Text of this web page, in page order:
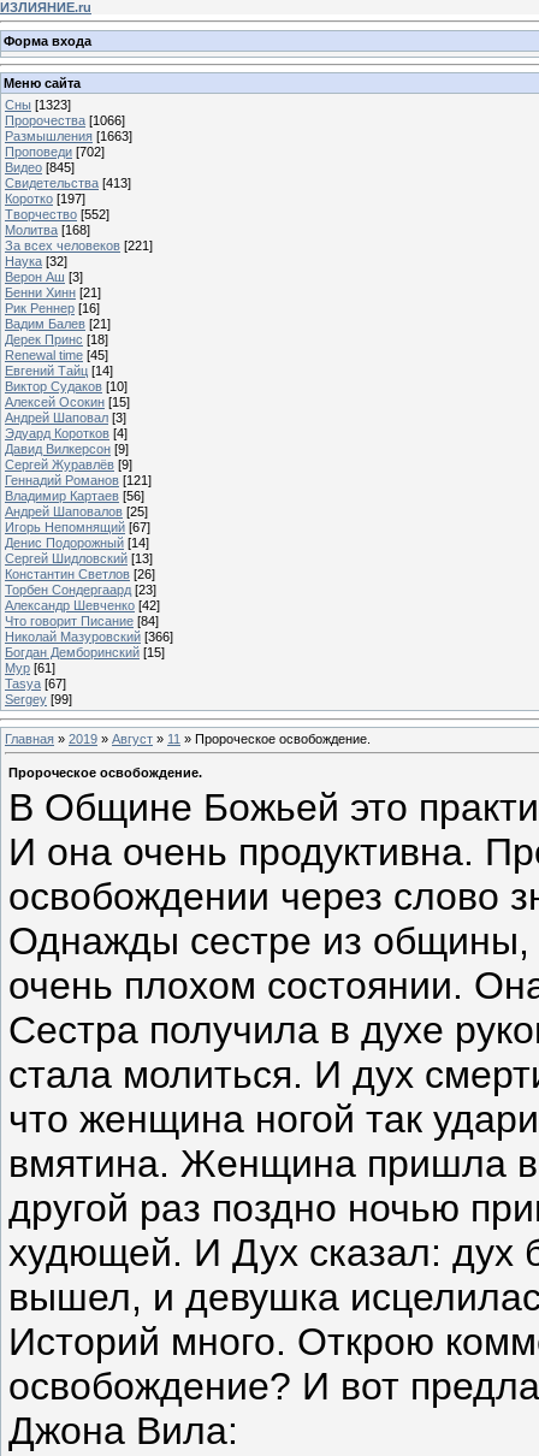
ИЗЛИЯНИЕ.ru
Форма входа
Меню сайта
Сны [1323]
Пророчества [1066]
Размышления [1663]
Проповеди [702]
Видео [845]
Свидетельства [413]
Коротко [197]
Творчество [552]
Молитва [168]
За всех человеков [221]
Наука [32]
Верон Аш [3]
Бенни Хинн [21]
Рик Реннер [16]
Вадим Балев [21]
Дерек Принс [18]
Renewal time [45]
Евгений Тайц [14]
Виктор Судаков [10]
Алексей Осокин [15]
Андрей Шаповал [3]
Эдуард Коротков [4]
Давид Вилкерсон [9]
Сергей Журавлёв [9]
Геннадий Романов [121]
Владимир Картаев [56]
Андрей Шаповалов [25]
Игорь Непомнящий [67]
Денис Подорожный [14]
Сергей Шидловский [13]
Константин Светлов [26]
Торбен Сондергаард [23]
Александр Шевченко [42]
Что говорит Писание [84]
Николай Мазуровский [366]
Богдан Демборинский [15]
Мур [61]
Tasya [67]
Sergey [99]
Главная » 2019 » Август » 11 » Пророческое освобождение.
Пророческое освобождение.
В Общине Божьей это
И она очень продуктивна.
освобождении через слово
Однажды сестре из
очень плохом состоянии.
Сестра получила в духе
стала молиться. И дух
что женщина ногой так
вмятина. Женщина пришла в
другой раз поздно ночью
худющей. И Дух сказал: дух
вышел, и девушка
Историй много. Открою
освобождение? И вот
Джона Вила: